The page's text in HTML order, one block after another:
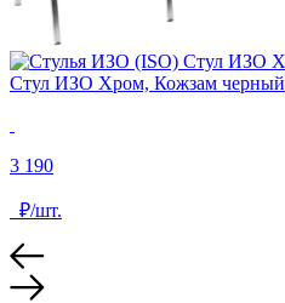
Стул ИЗО Хром, Кожзам черный
3 190
₽/шт.